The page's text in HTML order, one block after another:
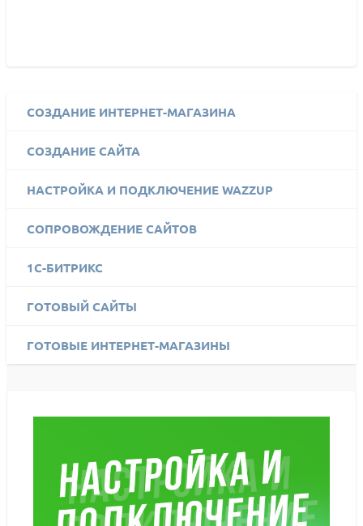
СОЗДАНИЕ ИНТЕРНЕТ-МАГАЗИНА
СОЗДАНИЕ САЙТА
НАСТРОЙКА И ПОДКЛЮЧЕНИЕ WAZZUP
СОПРОВОЖДЕНИЕ САЙТОВ
1C-БИТРИКС
ГОТОВЫЙ САЙТЫ
ГОТОВЫЕ ИНТЕРНЕТ-МАГАЗИНЫ